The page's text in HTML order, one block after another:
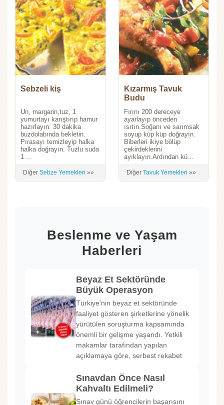
Sebzeli kiş
Un, margarin,tuz, 1
yumurtayı karıştırıp hamur
hazırlayın. 30 dakika
buzdolabında bekletin.
Pırasayı temizleyip halka
halka doğrayın. Tuzlu suda
1 ...
Diğer Sebze Yemekleri »»
Kızarmış Tavuk
Budu
Fırını 200 dereceye
ayarlayıp önceden
ısıtın.Soğanı ve sarımsak
soyup küp küp doğrayın.
Biberleri ikiye bölüp
çekirdeklerini
ayıklayın.Ardından kü...
Diğer Tavuk Yemekleri »»
Beslenme ve Yaşam
Haberleri
Beyaz Et Sektöründe
Büyük Operasyon
Türkiye'nin beyaz et sektöründe
faaliyet gösteren şirketlerine yönelik
yürütülen soruşturma kapsamında
önemli bir gelişme yaşandı. Yetkili
makamlar tarafından yapılan
açıklamaya göre, serbest rekabet
Sınavdan Önce Nasıl
Kahvaltı Edilmeli?
Sınav günü öğrencilerin başarısını